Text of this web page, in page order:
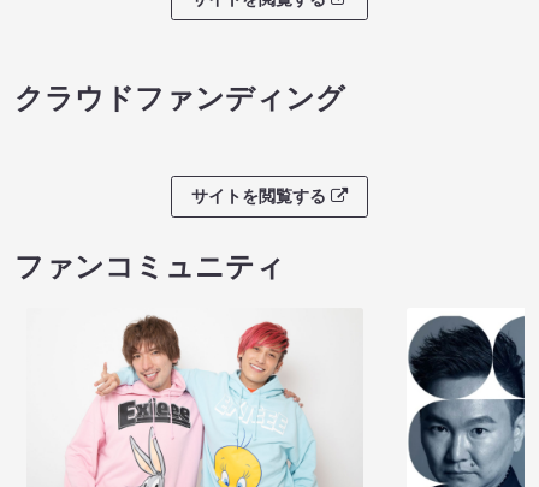
８月本公演（8/1～8/23）
08/08 08:30 開場 09:00 開演
サイトを閲覧する
クラウドファンディング
サイトを閲覧する
ファンコミュニティ